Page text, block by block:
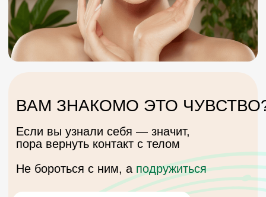
Диеты и спорт не работают
— всё возвращается
Смотрите в зеркало —
и не видите себя прежнюю
звучит: “я теряю себя”
В теле зажимы, будто
С утра просыпаетесь
уставшей
Не бороться с ним, аподружиться